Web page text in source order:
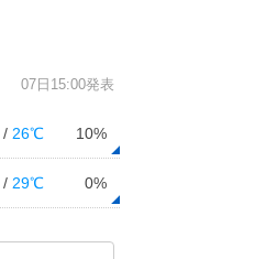
07日15:00発表
/ 26℃ 10%
/ 29℃ 0%